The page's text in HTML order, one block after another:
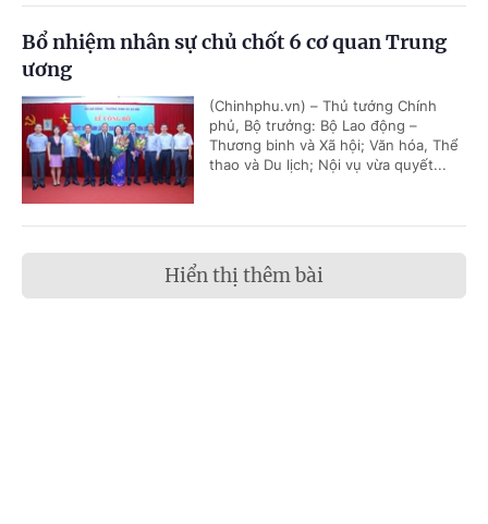
Bổ nhiệm nhân sự chủ chốt 6 cơ quan Trung
ương
(Chinhphu.vn) – Thủ tướng Chính
phủ, Bộ trưởng: Bộ Lao động –
Thương binh và Xã hội; Văn hóa, Thể
thao và Du lịch; Nội vụ vừa quyết...
Hiển thị thêm bài